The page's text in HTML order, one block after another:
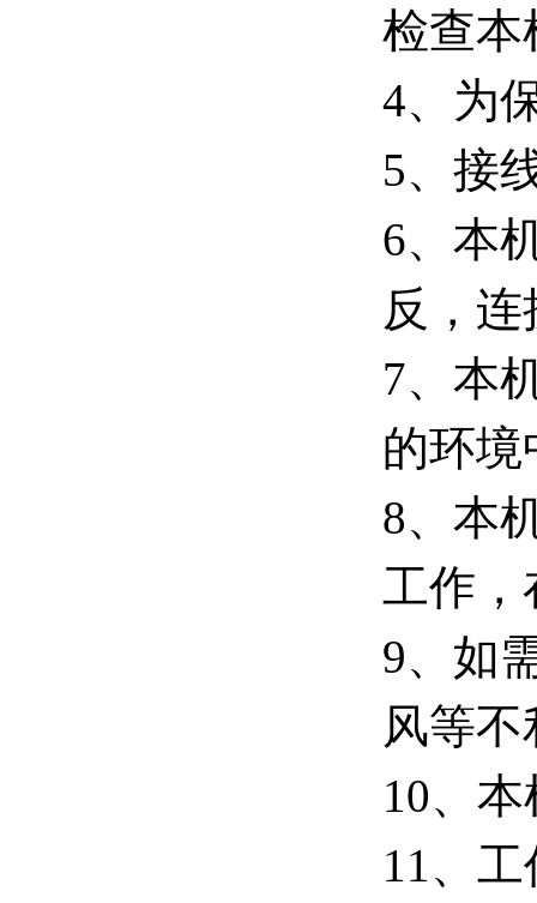
检查本
4、为
5、接
6、本
反，
7、本
的环境
8、本
工作，
9、如
风等
10、
11、